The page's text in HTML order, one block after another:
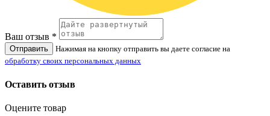
Ваш отзыв *
Отправить
Нажимая на кнопку отправить вы даете согласие на
обработку своих персональных данных
Оставить отзыв
Оцените товар